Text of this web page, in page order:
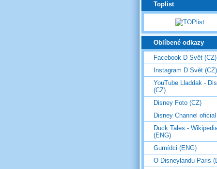
Toplist
Oblíbené odkazy
Facebook D Svět (CZ)
Instagram D Svět (CZ)
YouTube Lladdak -
(CZ)
Disney Foto (CZ)
Disney Channel
Duck Tales -
(ENG)
Gumídci (ENG)
O Disneylandu Paris